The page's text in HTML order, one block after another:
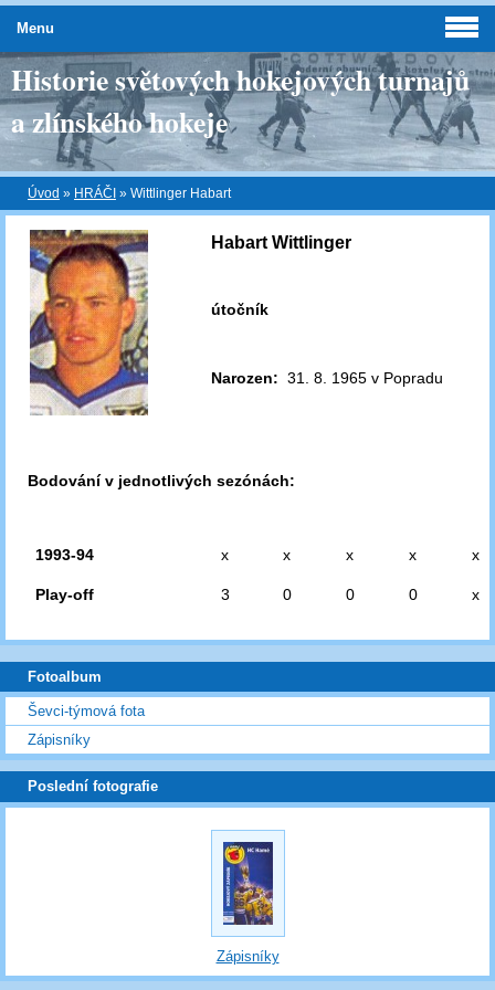
Historie světových hokejových turnajů
a zlínského hokeje
Úvod » HRÁČI » Wittlinger Habart
Habart Wittlinger
útočník
Narozen: 31. 8. 1965 v Popradu
Bodování v jednotlivých sezónách:
1993-94 x x x x x
Play-off 3 0 0 0 x
Menu
Fotoalbum
Ševci-týmová fota
Zápisníky
Poslední fotografie
Zápisníky